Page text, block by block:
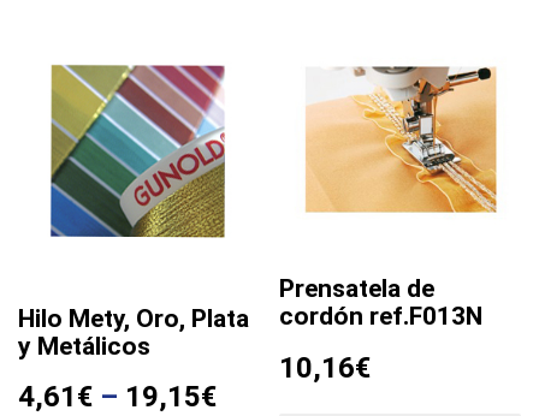
Hilo Mety, Oro, Plata
y Metálicos
4,61€ – 19,15€
Prensatela de
cordón ref.F013N
10,16€